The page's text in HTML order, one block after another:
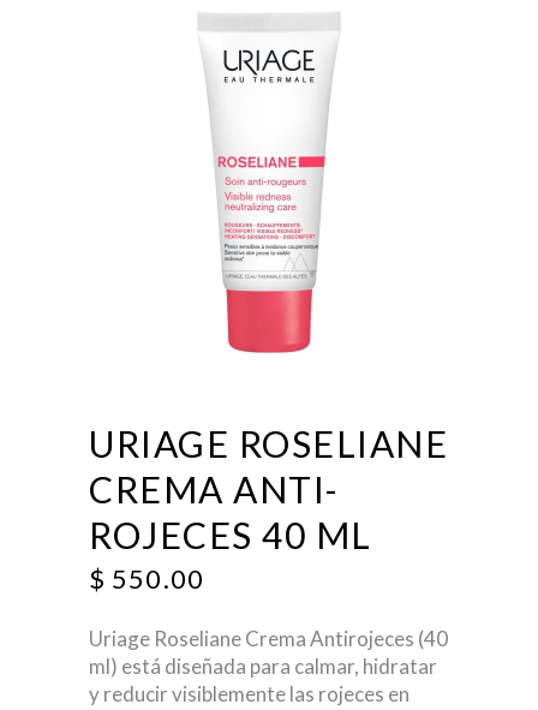
URIAGE ROSELIANE
CREMA ANTI-
ROJECES 40 ML
$ 550.00
Uriage Roseliane Crema Antirojeces (40
ml) está diseñada para calmar, hidratar
y reducir visiblemente las rojeces en